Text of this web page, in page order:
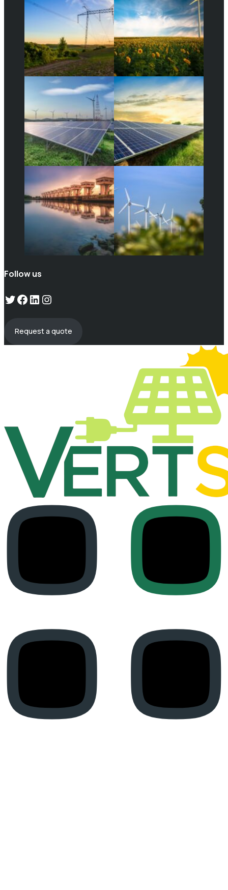
Follow us
Twitter
Facebook
LinkedIn
Instagram
Request a quote